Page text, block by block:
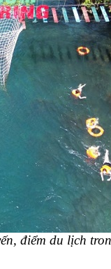
điểm du lịch